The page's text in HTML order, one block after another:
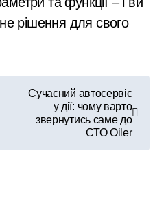
рішення для свого
Сучасний автосервіс
у дії: чому варто
звернутись саме до
СТО Oiler